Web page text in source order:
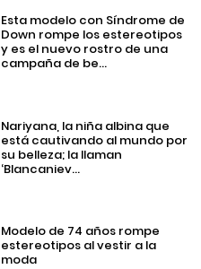
Esta modelo con Síndrome de
Down rompe los estereotipos
y es el nuevo rostro de una
campaña de be...
Nariyana, la niña albina que
está cautivando al mundo por
su belleza; la llaman
‘Blancaniev...
Modelo de 74 años rompe
estereotipos al vestir a la
moda